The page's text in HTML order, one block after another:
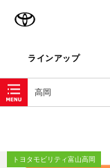
ラインアップ
高岡
トヨタモビリティ富山高岡